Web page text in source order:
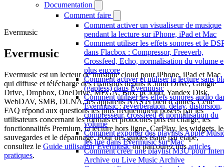
Documentation
Comment faire
Comment activer un visualiseur de musique
pendant la lecture sur iPhone, iPad et Mac
Comment utiliser les effets sonores et le
dans Flacbox : Compressor, Freeverb,
Crossfeed, Echo, normalisation du volume
plus encore
Comment activer et utiliser la lecture sans
(gapless) dans Evermusic
Comment utiliser les effets sonores audio
Evermusic : réverbération, delay, distorsion,
compresseur, crossfeed et normalisation du
volume
Comment exporter des playlists Apple
les lire dans Evermusic sur Mac
Comment créer une playlist M3U pour
Archive ou Live Music Archive
Evermusic
Evermusic
Evermusic est un lecteur de musique cloud pour iPhone, iPad et Mac
qui diffuse et télécharge des chansons depuis iCloud Drive, Google
Drive, Dropbox, OneDrive, MEGA, Box, pCloud, Yandex Disk,
WebDAV, SMB, DLNA, les appareils NAS et bien d’autres. Cette
FAQ répond aux questions les plus fréquemment posées par les
utilisateurs concernant les formats et protocoles pris en charge, les
fonctionnalités Premium, la lecture hors ligne, CarPlay, les widgets,
sauvegardes et le dépannage. Pour des guides étape par étape,
consultez le Guide utilisateur Evermusicou parcourez nosarticles
pratiques.